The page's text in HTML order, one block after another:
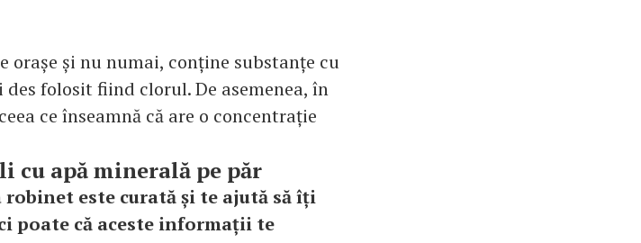
orașe și nu numai, conține substanțe cu
folosit fiind clorul. De asemenea, în
ce înseamnă că are o concentrație
cu apă minerală pe păr
robinet este curată și te ajută să îți
poate că aceste informații te